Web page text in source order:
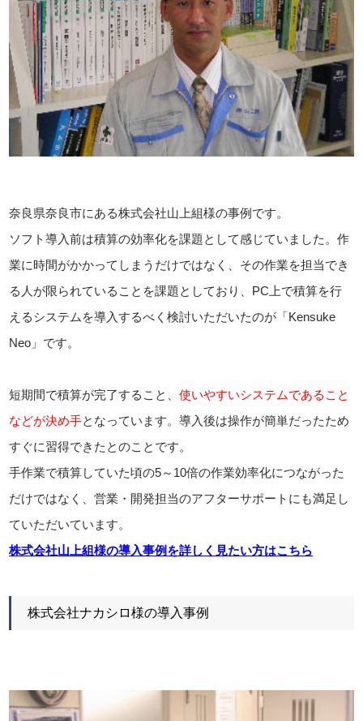
奈良県奈良市にある株式会社山上組様の事例です。
ソフト導入前は積算の効率化を課題として感じていました。作
業に時間がかかってしまうだけではなく、その作業を担当でき
る人が限られていることを課題としており、PC上で積算を行
えるシステムを導入するべく検討いただいたのが「Kensuke
Neo」です。
短期間で積算が完了すること、使いやすいシステムであること
などが決め手となっています。導入後は操作が簡単だったため
すぐに習得できたとのことです。
手作業で積算していた頃の5～10倍の作業効率化につながった
だけではなく、営業・開発担当のアフターサポートにも満足し
ていただいています。
株式会社山上組様の導入事例を詳しく見たい方はこちら
株式会社ナカシロ様の導入事例